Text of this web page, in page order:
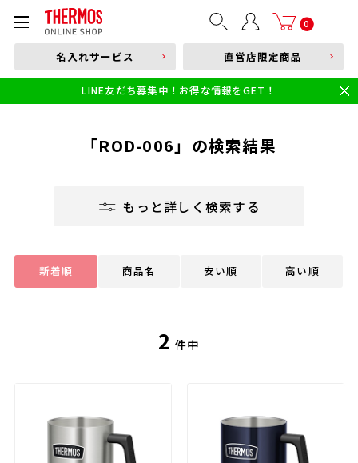
0
部品購入はこちら
本体品番やキーワードを入力
食洗機対応 新製品
幼児・園児向け水筒
名入れサービス 直営店限定商品
LINE友だち募集中！お得な情報をGET！
「ROD-006」の検索結果
もっと詳しく検索する
新着順 商品名 安い順 高い順
2 件中